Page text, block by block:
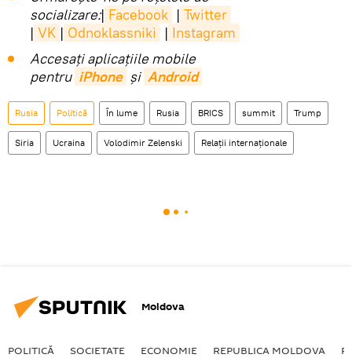
socializare:| Facebook | Twitter
| VK | Odnoklassniki | Instagram
Accesaţi aplicaţiile mobile
pentru iPhone și Android
Rusia Politică În lume Rusia BRICS summit Trump
Siria Ucraina Volodimir Zelenski Relații internaționale
Moldova
POLITICĂ SOCIETATE ECONOMIE REPUBLICA MOLDOVA